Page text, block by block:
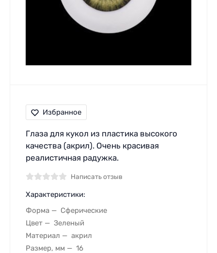
Избранное
Глаза для кукол из пластика высокого
качества (акрил). Очень красивая
реалистичная радужка.
Написать отзыв
Характеристики:
Форма
Сферические
Цвет
Зеленый
Материал
акрил
Размер, мм
16